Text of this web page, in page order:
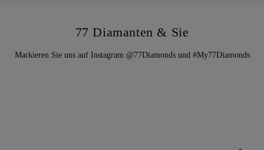
77 Diamanten & Sie
Markieren Sie uns auf Instagram @77Diamonds und #My77Diamonds